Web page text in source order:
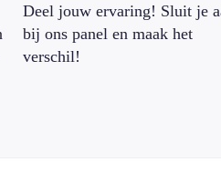
Deel jouw ervaring! Sluit je
bij ons panel en maak het
verschil!